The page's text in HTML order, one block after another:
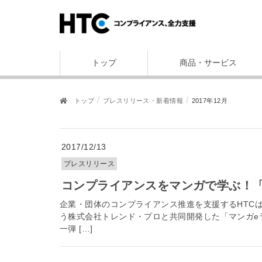
トップ 商品・サービス
トップ プレスリリース・新着情報 2017年12月
2017/12/13
プレスリリース
コンプライアンスをマンガで学ぶ
企業・団体のコンプライアンス推進を支援するHTC
う株式会社トレンド・プロと共同開発した「マンガ
一弾 […]